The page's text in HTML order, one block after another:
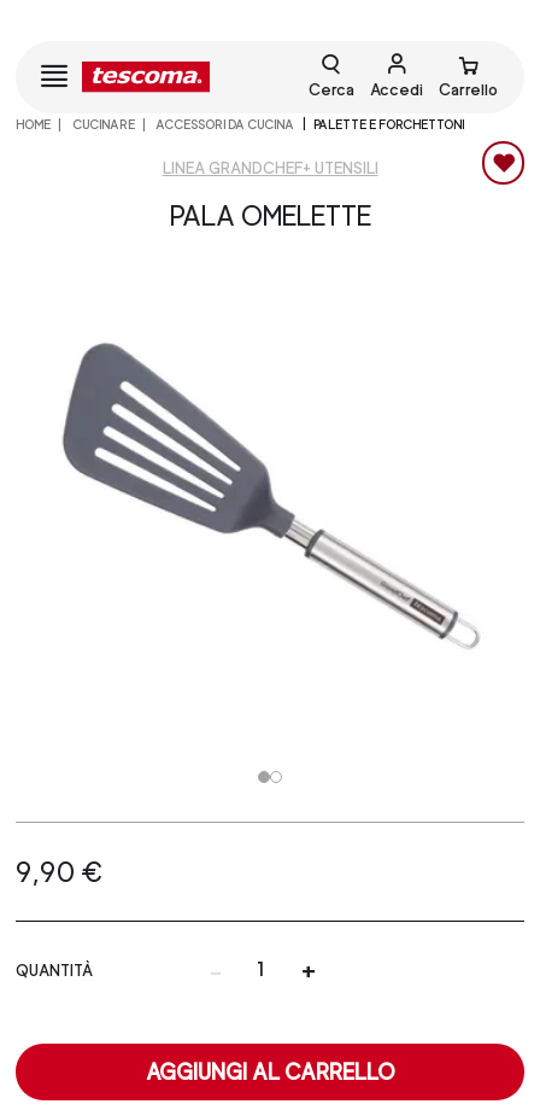
Cerca Accedi Carrello
HOME CUCINARE ACCESSORI DA CUCINA PALETTE E FORCHETTONI
LINEA GRANDCHEF+ UTENSILI
PALA OMELETTE
9,90 €
QUANTITÀ - +
AGGIUNGI AL CARRELLO